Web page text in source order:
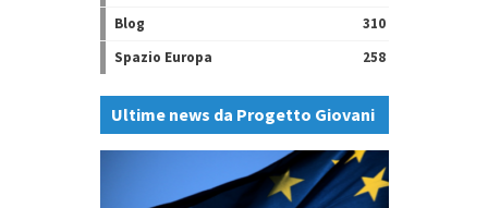
Blog
310
Spazio Europa
258
Ultime news da Progetto Giovani